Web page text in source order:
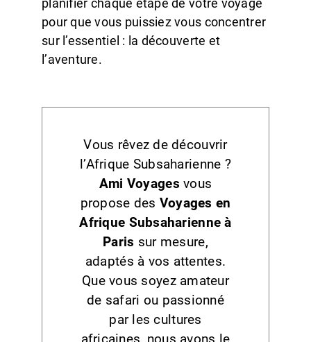
planifier chaque étape de votre voyage
pour que vous puissiez vous concentrer
sur l’essentiel : la découverte et
l’aventure.
Vous rêvez de découvrir
l’Afrique Subsaharienne ?
Ami Voyages vous
propose des Voyages en
Afrique Subsaharienne à
Paris sur mesure,
adaptés à vos attentes.
Que vous soyez amateur
de safari ou passionné
par les cultures